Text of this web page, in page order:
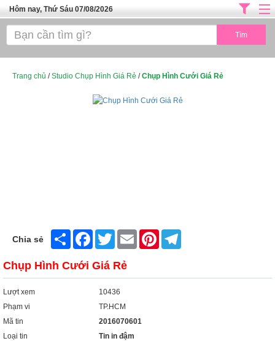
Hôm nay, Thứ Sáu 07/08/2026
Trang chủ
SPA TPHCM
Trang chủ /Studio Chụp Hình Giá Rẻ /Chụp Hình Cưới Giá Rẻ
Chia sẻ Share FacebookTwitter Email Pinterest
Chụp Hình Cưới Giá Rẻ
Lượt xem
10436
Phạm vi
TP.HCM
Mã tin
2016070601
Loại tin
Tin in đậm